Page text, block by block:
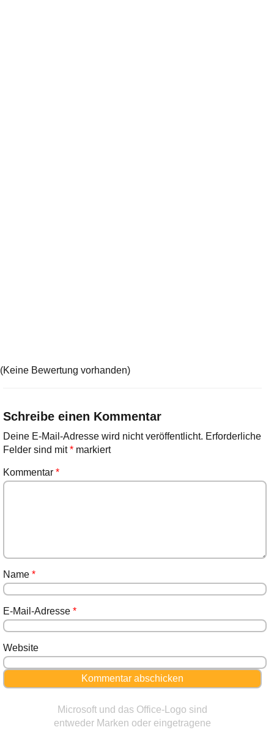
(Keine Bewertung vorhanden)
Schreibe einen Kommentar
Deine E-Mail-Adresse wird nicht veröffentlicht. Erforderliche
Felder sind mit*markiert
Kommentar *
Name *
E-Mail-Adresse *
Website
Microsoft und das Office-Logo sind
entweder Marken oder eingetragene